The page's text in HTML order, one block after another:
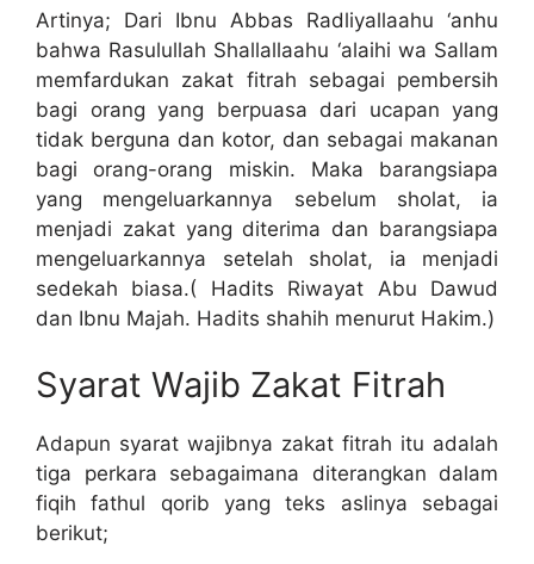
Artinya; Dari Ibnu Abbas Radliyallaahu ‘anhu
bahwa Rasulullah Shallallaahu ‘alaihi wa Sallam
memfardukan zakat fitrah sebagai pembersih
bagi orang yang berpuasa dari ucapan yang
tidak berguna dan kotor, dan sebagai makanan
bagi orang-orang miskin. Maka barangsiapa
yang mengeluarkannya sebelum sholat, ia
menjadi zakat yang diterima dan barangsiapa
mengeluarkannya setelah sholat, ia menjadi
sedekah biasa.( Hadits Riwayat Abu Dawud
dan Ibnu Majah. Hadits shahih menurut Hakim.)
Syarat Wajib Zakat Fitrah
Adapun syarat wajibnya zakat fitrah itu adalah
tiga perkara sebagaimana diterangkan dalam
fiqih fathul qorib yang teks aslinya sebagai
berikut;